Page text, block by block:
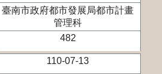
臺南市政府都市發展局都市計畫
管理科
482
110-07-13